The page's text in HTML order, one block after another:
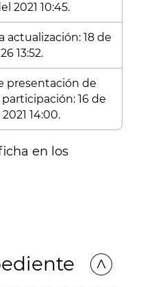
2021 10:45.
actualización: 18 de
13:52.
presentación de
16 de
14:00.
en los